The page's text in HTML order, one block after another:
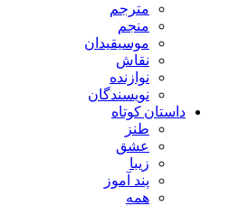
مترجم
منجم
موسیقیدان
نقاش
نوازنده
نویسندگان
داستان کوتاه
طنز
عشق
زیبا
پند آموز
همه